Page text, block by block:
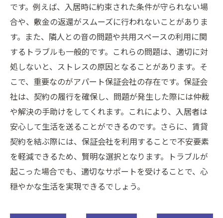
です。例えば、入居時に約束された条件が守られない場
合や、敷金の返還がスムーズに行われないことがありま
す。また、隣人との音の問題や共用スペースの利用に関
するトラブルも一般的です。これらの問題は、適切に対
処しないと、ストレスの原因となることがあります。そ
こで、重要なのがアパート保証会社の存在です。保証会
社は、契約の履行を確保し、問題が発生した際には仲裁
や解決の手助けをしてくれます。これにより、入居者は
安心して生活を送ることができるのです。さらに、賃貸
契約を結ぶ際には、保証会社を利用することで不安要素
を軽減できるため、賢明な選択となります。トラブルが
起こった場合でも、適切なサポートを受けることで、心
穏やかな生活を実現できるでしょう。